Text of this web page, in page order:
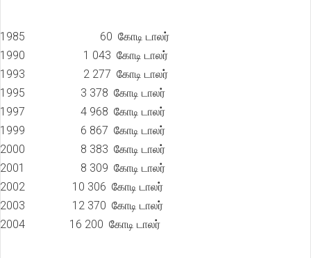
1985 60 கோடி டாலர்
1990 1 043 கோடி டாலர்
1993 2 277 கோடி டாலர்
1995 3 378 கோடி டாலர்
1997 4 968 கோடி டாலர்
1999 6 867 கோடி டாலர்
2000 8 383 கோடி டாலர்
2001 8 309 கோடி டாலர்
2002 10 306 கோடி டாலர்
2003 12 370 கோடி டாலர்
2004 16 200 கோடி டாலர்